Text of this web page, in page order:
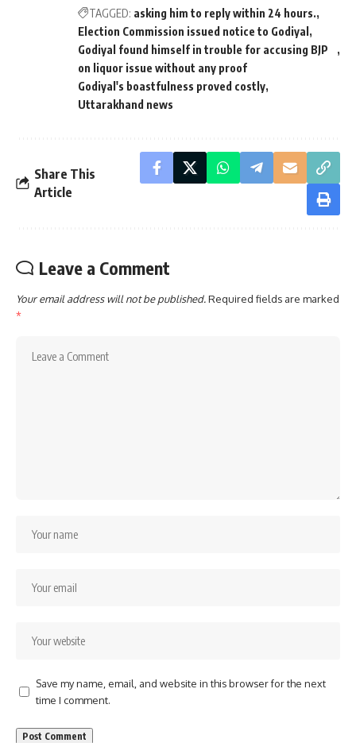
TAGGED: asking him to reply within 24 hours.
Election Commission issued notice to Godiyal
Godiyal found himself in trouble for accusing BJP
on liquor issue without any proof
Godiyal's boastfulness proved costly
Uttarakhand news
Share This
Article
Leave a Comment
Your email address will not be published.Required fields are marked
*
Save my name, email, and website in this browser for the next
time I comment.